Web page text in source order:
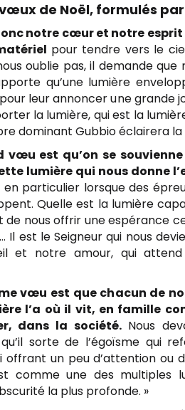
de Noël, formulés par
notre cœur et notre esprit
pour tendre vers le
oublie pas, il demande que
qu’une lumière
leur annoncer une grande
la lumière, qui est la
dominant Gubbio éclairera la
vœu est qu’on se
lumière qui nous donne
particulier lorsque des
Quelle est la lumière
nous offrir une espérance
Il est le Seigneur qui nous
et notre amour, qui attend
vœu est que chacun de
l’a où il vit, en famille
dans la société.Nous
sorte de l’égoïsme qui
offrant un peu d’attention ou
comme une des multiples
la plus profonde. »